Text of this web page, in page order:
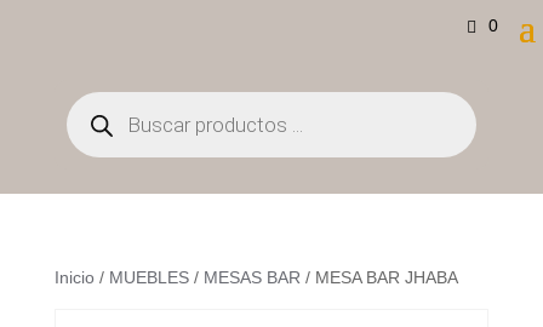
0
Búsqueda
de
productos
Inicio/ MUEBLES/ MESAS BAR / MESA BAR JHABA